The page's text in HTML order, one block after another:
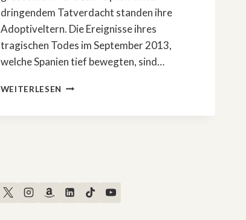
dringendem Tatverdacht standen ihre
Adoptiveltern. Die Ereignisse ihres
tragischen Todes im September 2013,
welche Spanien tief bewegten, sind…
WEITERLESEN »DER
VERBRECHEN
HINTER